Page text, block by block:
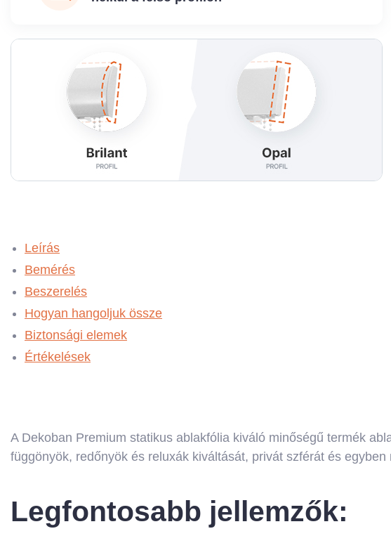
Leírás
Bemérés
Beszerelés
Hogyan hangoljuk össze
Biztonsági elemek
Értékelések
A Dekoban Premium statikus ablakfólia kiváló minőségű termék
függönyök, redőnyök és reluxák kiváltását, privát szférát és
Legfontosabb jellemzők: